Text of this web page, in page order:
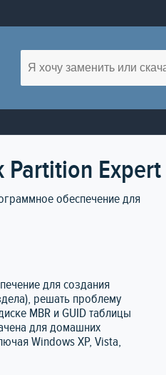
Partition Expert
обеспечение для
для создания
решать проблему
MBR и GUID таблицы
для домашних
Windows XP, Vista,